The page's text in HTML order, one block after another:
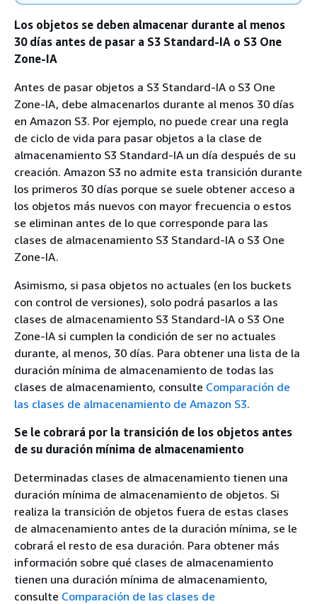
Los objetos se deben almacenar durante al menos
30 días antes de pasar a S3 Standard-IA o S3 One
Zone-IA
Antes de pasar objetos a S3 Standard-IA o S3 One
Zone-IA, debe almacenarlos durante al menos 30 días
en Amazon S3. Por ejemplo, no puede crear una regla
de ciclo de vida para pasar objetos a la clase de
almacenamiento S3 Standard-IA un día después de su
creación. Amazon S3 no admite esta transición durante
los primeros 30 días porque se suele obtener acceso a
los objetos más nuevos con mayor frecuencia o estos
se eliminan antes de lo que corresponde para las
clases de almacenamiento S3 Standard-IA o S3 One
Zone-IA.
Asimismo, si pasa objetos no actuales (en los buckets
con control de versiones), solo podrá pasarlos a las
clases de almacenamiento S3 Standard-IA o S3 One
Zone-IA si cumplen la condición de ser no actuales
durante, al menos, 30 días. Para obtener una lista de la
duración mínima de almacenamiento de todas las
clases de almacenamiento, consulte Comparación de
las clases de almacenamiento de Amazon S3.
Se le cobrará por la transición de los objetos antes
de su duración mínima de almacenamiento
Determinadas clases de almacenamiento tienen una
duración mínima de almacenamiento de objetos. Si
realiza la transición de objetos fuera de estas clases
de almacenamiento antes de la duración mínima, se le
cobrará el resto de esa duración. Para obtener más
información sobre qué clases de almacenamiento
tienen una duración mínima de almacenamiento,
consulte Comparación de las clases de